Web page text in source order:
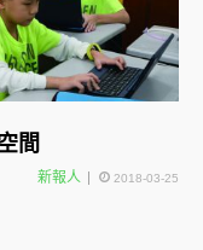
間
新報人 2018-03-25